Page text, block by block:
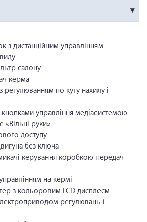
з дистанційним управлінням
салону
керма
регулюванням по куту нахилу і
управління медіасистемою
«Вільні руки»
доступу
без ключа
керування коробкою передач
на кермі
з кольоровим LCD дисплеєм
регулювань і